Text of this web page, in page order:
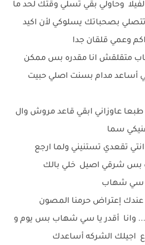
وحاولي بقي تسلي وقتك لحد ما
بصحباتك يسلوكي لأن اكيد
وعمي قلقان جدا
متقلقش انا مقدره بس ممكن
أساعد مدام بسنت اصلي حبيت
عاوزاني ابقي قاعد مروش وال
سما
تقعدي تستنيني ولما ارجع
اه بس شرقي اصيل خلي بالك
سي شهاب
عندك إعتراض حرمنا المصون
وانا أقدر يا سي شهاب بس يوم و
اجيلك الشركه أساعدك